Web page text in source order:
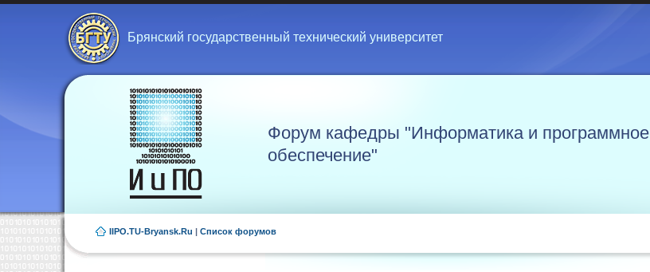
Брянский государственный технический университет
Форум кафедры "Информатика и программное
обеспечение"
IIPO.TU-Bryansk.Ru | Список форумов